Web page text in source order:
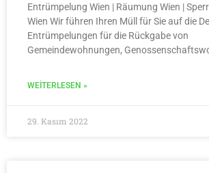
Entrümpelung Wien | Räumung Wien |
Wien Wir führen Ihren Müll für Sie auf die
Entrümpelungen für die Rückgabe von
Gemeindewohnungen,
WEITERLESEN »
29. Kasım 2022